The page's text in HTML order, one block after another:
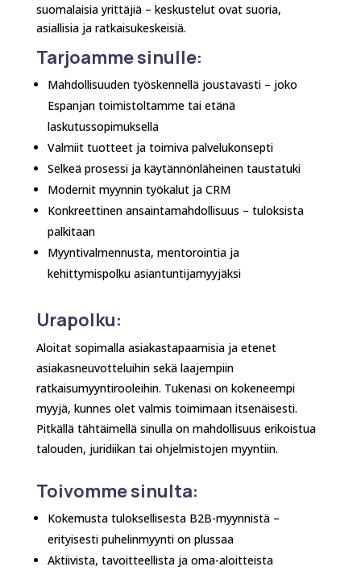
suomalaisia yrittäjiä – keskustelut ovat suoria,
asiallisia ja ratkaisukeskeisiä.
Tarjoamme sinulle:
Mahdollisuuden työskennellä joustavasti – joko
Espanjan toimistoltamme tai etänä
laskutussopimuksella
Valmiit tuotteet ja toimiva palvelukonsepti
Selkeä prosessi ja käytännönläheinen taustatuki
Modernit myynnin työkalut ja CRM
Konkreettinen ansaintamahdollisuus – tuloksista
palkitaan
Myyntivalmennusta, mentorointia ja
kehittymispolku asiantuntijamyyjäksi
Urapolku:
Aloitat sopimalla asiakastapaamisia ja etenet
asiakasneuvotteluihin sekä laajempiin
ratkaisumyyntirooleihin. Tukenasi on kokeneempi
myyjä, kunnes olet valmis toimimaan itsenäisesti.
Pitkällä tähtäimellä sinulla on mahdollisuus erikoistua
talouden, juridiikan tai ohjelmistojen myyntiin.
Toivomme sinulta:
Kokemusta tuloksellisesta B2B-myynnistä –
erityisesti puhelinmyynti on plussaa
Aktiivista, tavoitteellista ja oma-aloitteista